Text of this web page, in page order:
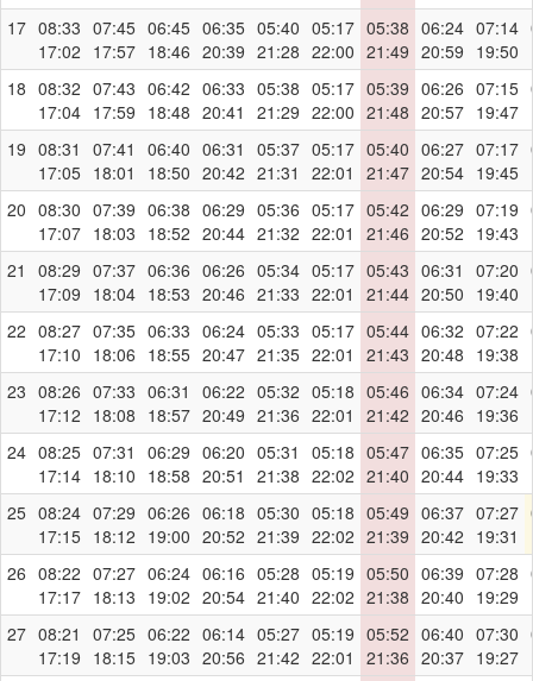
17 08:33
17:02
07:45
17:57
06:45
18:46
06:35
20:39
05:40
21:28
05:17
22:00
05:38
21:49
06:24
20:59
07:14
19:50
18 08:32
17:04
07:43
17:59
06:42
18:48
06:33
20:41
05:38
21:29
05:17
22:00
05:39
21:48
06:26
20:57
07:15
19:47
19 08:31
17:05
07:41
18:01
06:40
18:50
06:31
20:42
05:37
21:31
05:17
22:01
05:40
21:47
06:27
20:54
07:17
19:45
20 08:30
17:07
07:39
18:03
06:38
18:52
06:29
20:44
05:36
21:32
05:17
22:01
05:42
21:46
06:29
20:52
07:19
19:43
21
08:29
17:09
07:37
18:04
06:36
18:53
06:26
20:46
05:34
21:33
05:17
22:01
05:43
21:44
06:31
20:50
07:20
19:40
22 08:27
17:10
07:35
18:06
06:33
18:55
06:24
20:47
05:33
21:35
05:17
22:01
05:44
21:43
06:32
20:48
07:22
19:38
23 08:26
17:12
07:33
18:08
06:31
18:57
06:22
20:49
05:32
21:36
05:18
22:01
05:46
21:42
06:34
20:46
07:24
19:36
24 08:25
17:14
07:31
18:10
06:29
18:58
06:20
20:51
05:31
21:38
05:18
22:02
05:47
21:40
06:35
20:44
07:25
19:33
25 08:24
17:15
07:29
18:12
06:26
19:00
06:18
20:52
05:30
21:39
05:18
22:02
05:49
21:39
06:37
20:42
07:27
19:31
26 08:22
17:17
07:27
18:13
06:24
19:02
06:16
20:54
05:28
21:40
05:19
22:02
05:50
21:38
06:39
20:40
07:28
19:29
27 08:21
17:19
07:25
18:15
06:22
19:03
06:14
20:56
05:27
21:42
05:19
22:01
05:52
21:36
06:40
20:37
07:30
19:27